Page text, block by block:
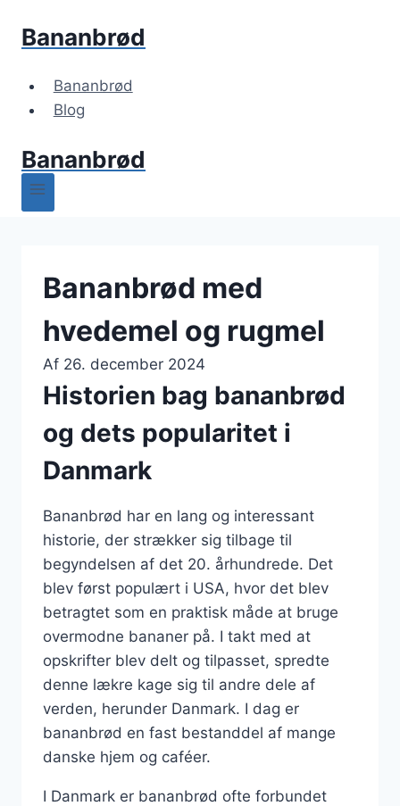
Bananbrød
Bananbrød
Blog
Bananbrød
Bananbrød med
hvedemel og rugmel
Af 26. december 2024
Historien bag bananbrød
og dets popularitet i
Danmark
Bananbrød har en lang og interessant
historie, der strækker sig tilbage til
begyndelsen af det 20. århundrede. Det
blev først populært i USA, hvor det blev
betragtet som en praktisk måde at bruge
overmodne bananer på. I takt med at
opskrifter blev delt og tilpasset, spredte
denne lækre kage sig til andre dele af
verden, herunder Danmark. I dag er
bananbrød en fast bestanddel af mange
danske hjem og caféer.
I Danmark er bananbrød ofte forbundet